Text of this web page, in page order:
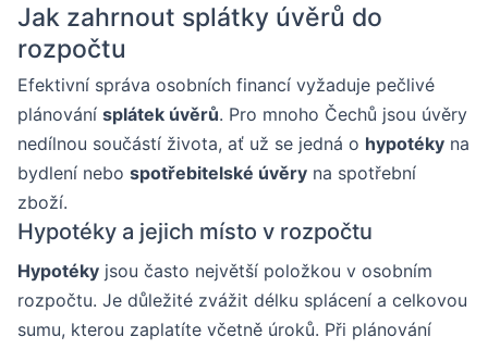
Jak zahrnout splátky úvěrů do
rozpočtu
Efektivní správa osobních financí vyžaduje pečlivé
plánování splátek úvěrů. Pro mnoho Čechů jsou úvěry
nedílnou součástí života, ať už se jedná o hypotéky na
bydlení nebo spotřebitelské úvěry na spotřební
zboží.
Hypotéky a jejich místo v rozpočtu
Hypotéky jsou často největší položkou v osobním
rozpočtu. Je důležité zvážit délku splácení a celkovou
sumu, kterou zaplatíte včetně úroků. Při plánování